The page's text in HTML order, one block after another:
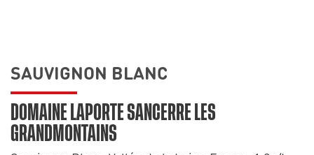
SAUVIGNON BLANC
DOMAINE LAPORTE SANCERRE LES
GRANDMONTAINS